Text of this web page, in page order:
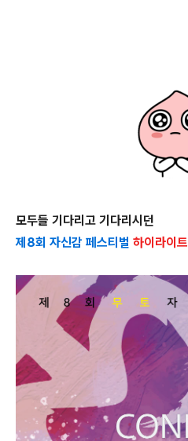
모두들 기다리고 기다리시던
제8회 자신감 페스티벌 하이라이트